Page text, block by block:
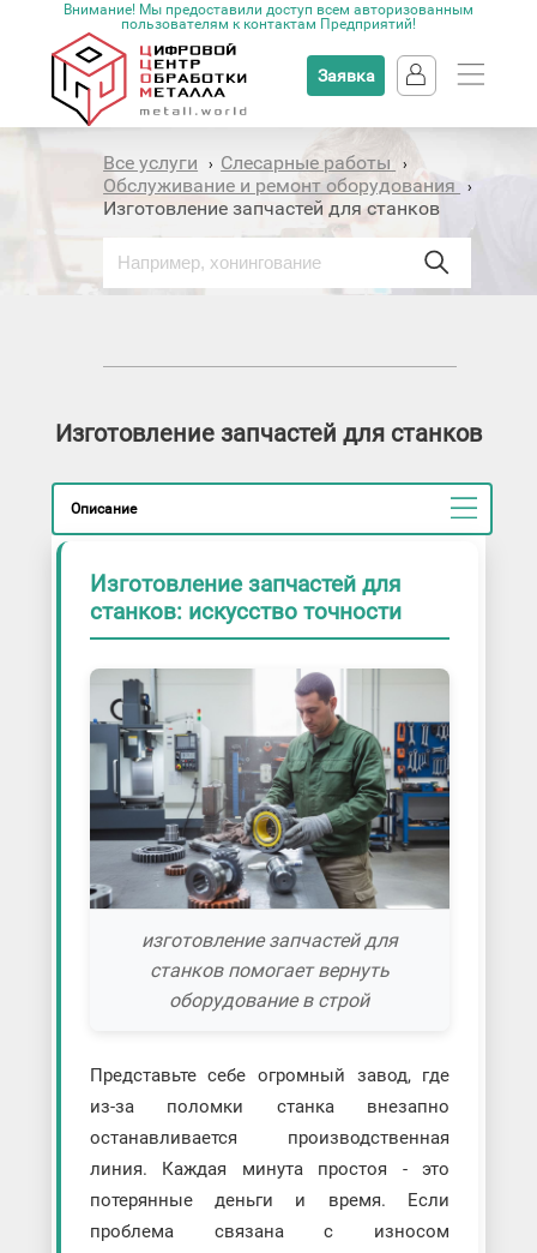
Внимание! Мы предоставили доступ всем авторизованным
пользователям к контактам Предприятий!
Заявка
Все услуги › Слесарные работы ›
Обслуживание и ремонт оборудования ›
Изготовление запчастей для станков
Изготовление запчастей для станков
Описание
Изготовление запчастей для
станков: искусство точности
изготовление запчастей для
станков помогает вернуть
оборудование в строй
Представьте себе огромный завод, где
из-за поломки станка внезапно
останавливается производственная
линия. Каждая минута простоя - это
потерянные деньги и время. Если
проблема связана с износом